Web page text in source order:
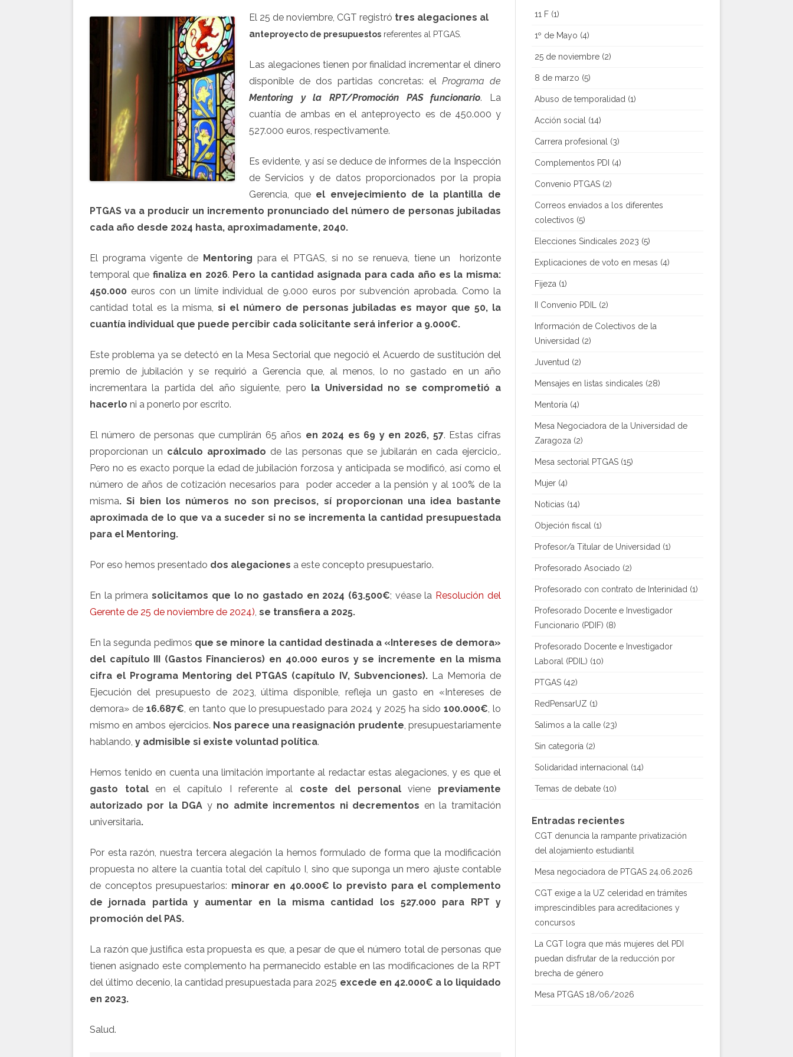
El 25 de noviembre, CGT registró tres alegaciones al
anteproyecto de presupuestos referentes al PTGAS.
Las alegaciones tienen por finalidad incrementar el dinero
disponible de dos partidas concretas: el Programa de
Mentoring y la RPT/Promoción
PAS funcionario. La
cuantía de ambas en el anteproyecto es de 450.000 y
527.000 euros, respectivamente.
Es evidente, y así se deduce de informes de la Inspección
de Servicios y de datos proporcionados por la propia
Gerencia, que el envejecimiento de la plantilla de
PTGAS va a producir un incremento pronunciado del número de personas jubiladas
cada año desde 2024 hasta, aproximadamente, 2040.
El programa vigente de Mentoring para el PTGAS, si no se renueva, tiene un horizonte
temporal que finaliza en 2026. Pero la cantidad asignada para cada año es la misma:
450.000 euros con un límite individual de 9.000 euros por subvención aprobada. Como la
cantidad total es la misma,si el número de personas jubiladas es mayor que 50, la
cuantía individual que puede percibir cada solicitante será inferior a 9.000€.
Este problema ya se detectó en la Mesa Sectorial que negoció el Acuerdo de sustitución del
premio de jubilación y se requirió a Gerencia que, al menos, lo no gastado en un año
incrementara la partida del año siguiente, pero la Universidad no se comprometió a
hacerlo ni a ponerlo por escrito.
El número de personas que cumplirán 65 años en 2024 es 69 y en 2026, 57. Estas cifras
proporcionan un cálculo aproximado de las personas que se jubilarán en cada ejercicio,.
Pero no es exacto porque la edad de jubilación forzosa y anticipada se modificó, así como el
número de años de cotización necesarios para poder acceder a la pensión y al 100% de la
misma. Si bien los números no son precisos, sí proporcionan una idea bastante
aproximada de lo que va a suceder si no se incrementa la cantidad presupuestada
para el Mentoring.
Por eso hemos presentado dos alegaciones a este concepto presupuestario.
En la primerasolicitamos que lo no gastado en 2024 (63.500€; véase la Resolución del
Gerente de 25 de noviembre de 2024), se transfiera a 2025.
En la segunda pedimos que se minore la cantidad destinada a «Intereses de demora»
del capítulo III (Gastos Financieros) en 40.000 euros y se incremente en la misma
cifra el Programa Mentoring del PTGAS (capítulo IV, Subvenciones). La Memoria de
Ejecución del presupuesto de 2023, última disponible, refleja un gasto en «Intereses de
demora» de 16.687€, en tanto que lo presupuestado para 2024 y 2025 ha sido 100.000€, lo
mismo en ambos ejercicios. Nos parece una reasignación prudente, presupuestariamente
hablando, y admisible si existe voluntad política.
Hemos tenido en cuenta una limitación importante al redactar estas alegaciones, y es que el
gasto
totalen el capítulo I referente al coste del personalviene previamente
autorizado por la DGA y no admite incrementos ni decrementos en la tramitación
universitaria.
Por esta razón, nuestra tercera alegación la hemos formulado de forma que la modificación
propuesta no altere la cuantía total del capítulo I, sino que suponga un mero ajuste contable
de conceptos presupuestarios: minorar en 40.000€ lo previsto para el complemento
de jornada partida y aumentar en la misma cantidad los 527.000 para RPT y
promoción del PAS.
La razón que justifica esta propuesta es que, a pesar de que el número total de personas que
tienen asignado este complemento ha permanecido estable en las modificaciones de la RPT
del último decenio, la cantidad presupuestada para 2025 excede en 42.000€ a lo liquidado
en 2023.
Salud.
11 F(1)
1º de Mayo (4)
25 de noviembre(2)
8 de marzo (5)
Abuso de temporalidad(1)
Acción social(14)
Carrera profesional(3)
Complementos PDI (4)
Convenio PTGAS(2)
Correos enviados a los diferentes
colectivos (5)
Elecciones Sindicales 2023 (5)
Explicaciones de voto en mesas (4)
Fijeza(1)
II Convenio PDIL(2)
Información de Colectivos de la
Universidad(2)
Juventud(2)
Mensajes en listas sindicales (28)
Mentoría(4)
Mesa Negociadora de la Universidad de
Zaragoza(2)
Mesa sectorial PTGAS(15)
Mujer(4)
Noticias (14)
Objeción fiscal(1)
Profesor/a Titular de Universidad(1)
Profesorado Asociado (2)
Profesorado con contrato de Interinidad(1)
Profesorado Docente e Investigador
Funcionario (PDIF) (8)
Profesorado Docente e Investigador
Laboral (PDIL) (10)
PTGAS(42)
RedPensarUZ (1)
Salimos a la calle(23)
Sin categoría(2)
Solidaridad internacional(14)
Temas de debate(10)
Entradas recientes
CGT denuncia la rampante privatización
del alojamiento estudiantil
Mesa negociadora de PTGAS 24.06.2026
CGT exige a la UZ celeridad en trámites
imprescindibles para acreditaciones y
concursos
La CGT logra que más mujeres del PDI
puedan disfrutar de la reducción por
brecha de género
Mesa PTGAS 18/06/2026